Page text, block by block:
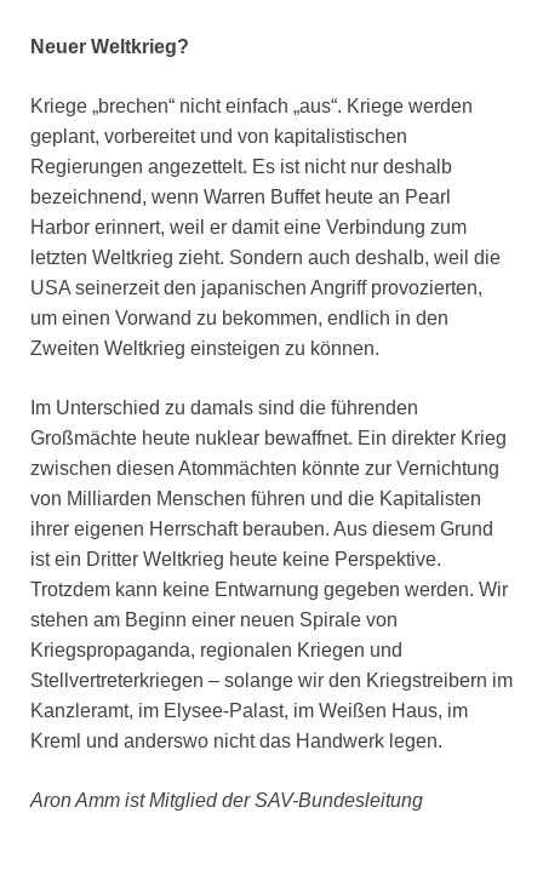
Neuer Weltkrieg?
Kriege „brechen“ nicht einfach „aus“. Kriege werden
geplant, vorbereitet und von kapitalistischen
Regierungen angezettelt. Es ist nicht nur deshalb
bezeichnend, wenn Warren Buffet heute an Pearl
Harbor erinnert, weil er damit eine Verbindung zum
letzten Weltkrieg zieht. Sondern auch deshalb, weil die
USA seinerzeit den japanischen Angriff provozierten,
um einen Vorwand zu bekommen, endlich in den
Zweiten Weltkrieg einsteigen zu können.
Im Unterschied zu damals sind die führenden
Großmächte heute nuklear bewaffnet. Ein direkter Krieg
zwischen diesen Atommächten könnte zur Vernichtung
von Milliarden Menschen führen und die Kapitalisten
ihrer eigenen Herrschaft berauben. Aus diesem Grund
ist ein Dritter Weltkrieg heute keine Perspektive.
Trotzdem kann keine Entwarnung gegeben werden. Wir
stehen am Beginn einer neuen Spirale von
Kriegspropaganda, regionalen Kriegen und
Stellvertreterkriegen – solange wir den Kriegstreibern im
Kanzleramt, im Elysee-Palast, im Weißen Haus, im
Kreml und anderswo nicht das Handwerk legen.
Aron Amm ist Mitglied der SAV-Bundesleitung